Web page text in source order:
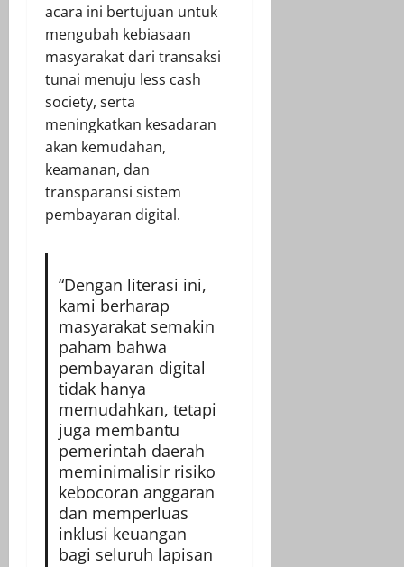
acara ini bertujuan untuk
mengubah kebiasaan
masyarakat dari transaksi
tunai menuju less cash
society, serta
meningkatkan kesadaran
akan kemudahan,
keamanan, dan
transparansi sistem
pembayaran digital.
“Dengan literasi ini,
kami berharap
masyarakat semakin
paham bahwa
pembayaran digital
tidak hanya
memudahkan, tetapi
juga membantu
pemerintah daerah
meminimalisir risiko
kebocoran anggaran
dan memperluas
inklusi keuangan
bagi seluruh lapisan